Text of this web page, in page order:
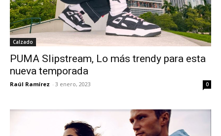
Calzado
PUMA Slipstream, Lo más trendy para esta
nueva temporada
Raúl Ramírez - 3 enero, 2023 0